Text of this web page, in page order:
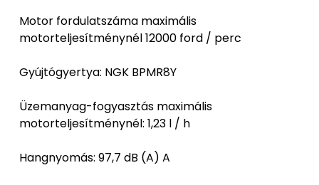
Motor fordulatszáma maximális
motorteljesítménynél 12000 ford / perc
Gyújtógyertya: NGK BPMR8Y
Üzemanyag-fogyasztás maximális
motorteljesítménynél: 1,23 l / h
Hangnyomás: 97,7 dB (A) A